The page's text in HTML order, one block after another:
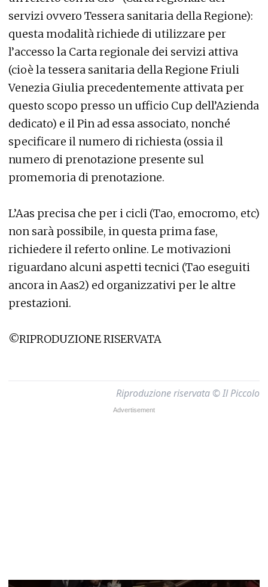
servizi ovvero Tessera sanitaria della Regione):
questa modalità richiede di utilizzare per
l’accesso la Carta regionale dei servizi attiva
(cioè la tessera sanitaria della Regione Friuli
Venezia Giulia precedentemente attivata per
questo scopo presso un ufficio Cup dell’Azienda
dedicato) e il Pin ad essa associato, nonché
specificare il numero di richiesta (ossia il
numero di prenotazione presente sul
promemoria di prenotazione.
L’Aas precisa che per i cicli (Tao, emocromo, etc)
non sarà possibile, in questa prima fase,
richiedere il referto online. Le motivazioni
riguardano alcuni aspetti tecnici (Tao eseguiti
ancora in Aas2) ed organizzativi per le altre
prestazioni.
©RIPRODUZIONE RISERVATA
Riproduzione riservata © Il Piccolo